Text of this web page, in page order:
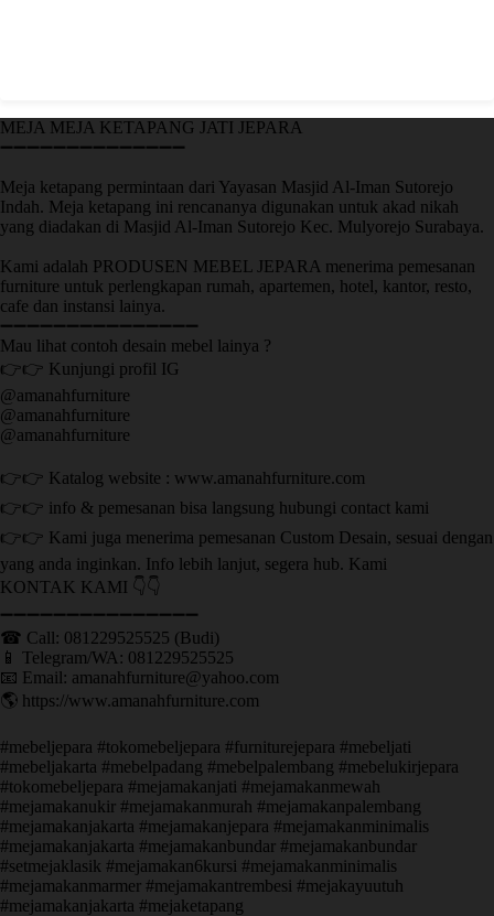
MEJA MEJA KETAPANG JATI JEPARA
➖➖➖➖➖➖➖➖➖➖➖➖➖➖
Meja ketapang permintaan dari Yayasan Masjid Al-Iman Sutorejo
Indah. Meja ketapang ini rencananya digunakan untuk akad nikah
yang diadakan di Masjid Al-Iman Sutorejo Kec. Mulyorejo Surabaya.
Kami adalah PRODUSEN MEBEL JEPARA menerima pemesanan
furniture untuk perlengkapan rumah, apartemen, hotel, kantor, resto,
cafe dan instansi lainya.
➖➖➖➖➖➖➖➖➖➖➖➖➖➖➖
Mau lihat contoh desain mebel lainya ?
👉👉 Kunjungi profil IG
@amanahfurniture
@amanahfurniture
@amanahfurniture
👉👉 Katalog website : www.amanahfurniture.com
👉👉 info & pemesanan bisa langsung hubungi contact kami
👉👉 Kami juga menerima pemesanan Custom Desain, sesuai dengan
yang anda inginkan. Info lebih lanjut, segera hub. Kami
KONTAK KAMI 👇👇
➖➖➖➖➖➖➖➖➖➖➖➖➖➖➖ ㅤ
☎ Call: 081229525525 (Budi)
📱 Telegram/WA: 081229525525
📧 Email: amanahfurniture@yahoo.com
🌎 https://www.amanahfurniture.com
#mebeljepara #tokomebeljepara #furniturejepara #mebeljati
#mebeljakarta #mebelpadang #mebelpalembang #mebelukirjepara
#tokomebeljepara #mejamakanjati #mejamakanmewah
#mejamakanukir #mejamakanmurah #mejamakanpalembang
#mejamakanjakarta #mejamakanjepara #mejamakanminimalis
#mejamakanjakarta #mejamakanbundar #mejamakanbundar
#setmejaklasik #mejamakan6kursi #mejamakanminimalis
#mejamakanmarmer #mejamakantrembesi #mejakayuutuh
#mejamakanjakarta #mejaketapang